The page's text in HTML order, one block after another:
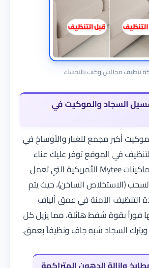
تنظيف مجالس وكنب بالاحساء
السجاد والموكيت في
أكبر مجمع للغبار والأوساخ في
في الموقع توفر عليك عناء
النقل. نستخدم ماكينات Mytee الأمريكية التي تعمل
(الاستخلاص الساخن)، حيث يتم
التنظيف الآمنة في عمق ألياف
فوراً بقوة شفط هائلة، مما يزيل كل
ويترك السجاد شبه جاف ونظيفاً بعمق.